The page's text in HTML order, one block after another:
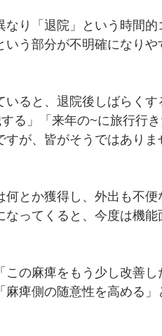
なり「退院」という時間
いう部分が不明確になり
いると、退院後しばらく
する」「来年の~に旅行行
すが、皆がそうではありま
何とか獲得し、外出も不
なってくると、今度は機
この麻痺をもう少し改善
麻痺側の随意性を高める